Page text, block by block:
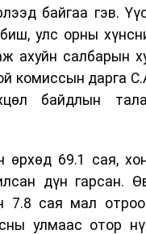
байгаа гэв.
улс орны
ахуйн салбарын
комиссын дарга
байдлын
69.1 сая,
дүн гарсан.
7.8 сая мал
улмаас отор